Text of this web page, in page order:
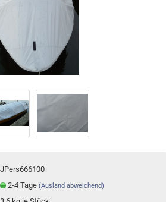
JPers666100
2-4 Tage(Ausland abweichend)